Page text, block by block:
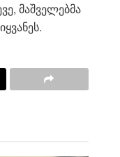
მაშველებმა